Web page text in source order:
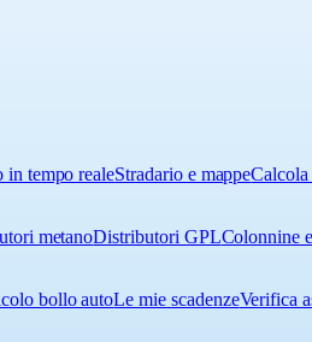
in tempo realeStradario e mappe
metanoDistributori GPLColonnine
bollo autoLe mie scadenzeVerifica